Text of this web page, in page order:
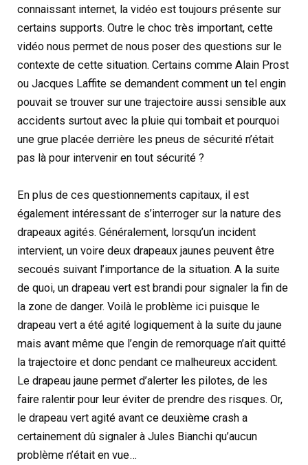
connaissant internet, la vidéo est toujours présente sur
certains supports. Outre le choc très important, cette
vidéo nous permet de nous poser des questions sur le
contexte de cette situation. Certains comme Alain Prost
ou Jacques Laffite se demandent comment un tel engin
pouvait se trouver sur une trajectoire aussi sensible aux
accidents surtout avec la pluie qui tombait et pourquoi
une grue placée derrière les pneus de sécurité n’était
pas là pour intervenir en tout sécurité ?
En plus de ces questionnements capitaux, il est
également intéressant de s’interroger sur la nature des
drapeaux agités. Généralement, lorsqu’un incident
intervient, un voire deux drapeaux jaunes peuvent être
secoués suivant l’importance de la situation. A la suite
de quoi, un drapeau vert est brandi pour signaler la fin de
la zone de danger. Voilà le problème ici puisque le
drapeau vert a été agité logiquement à la suite du jaune
mais avant même que l’engin de remorquage n’ait quitté
la trajectoire et donc pendant ce malheureux accident.
Le drapeau jaune permet d’alerter les pilotes, de les
faire ralentir pour leur éviter de prendre des risques. Or,
le drapeau vert agité avant ce deuxième crash a
certainement dû signaler à Jules Bianchi qu’aucun
problème n’était en vue…